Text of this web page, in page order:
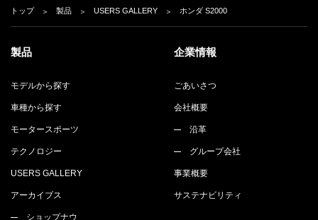
トップ 製品 USERS GALLERY ホンダ S2000
製品
モデルから探す
車種から探す
モータースポーツ
テクノロジー
USERS GALLERY
アーカイブス
ショップナウ
企業情報
ごあいさつ
会社概要
沿革
グループ会社
事業概要
サステナビリティ